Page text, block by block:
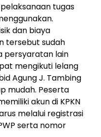
tugas
dan biaya
tersebut sudah
persyaratan lain
mengikuti lelang
Agung J. Tambing
mudah. Peserta
akun di KPKN
melalui registrasi
serta nomor